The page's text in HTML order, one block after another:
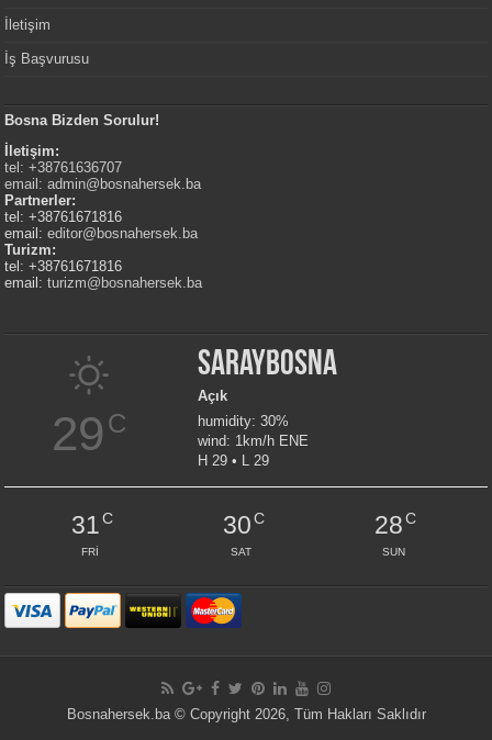
İletişim
İş Başvurusu
Bosna Bizden Sorulur!
İletişim:
tel: +38761636707
email:admin@bosnahersek.ba
Partnerler:
tel: +38761671816
email:editor@bosnahersek.ba
Turizm:
tel: +38761671816
email:turizm@bosnahersek.ba
29 C
Saraybosna
Açık
humidity: 30%
wind: 1km/h ENE
H 29 • L 29
31C
FRI
30C
SAT
28C
SUN
Bosnahersek.ba © Copyright 2026, Tüm Hakları Saklıdır